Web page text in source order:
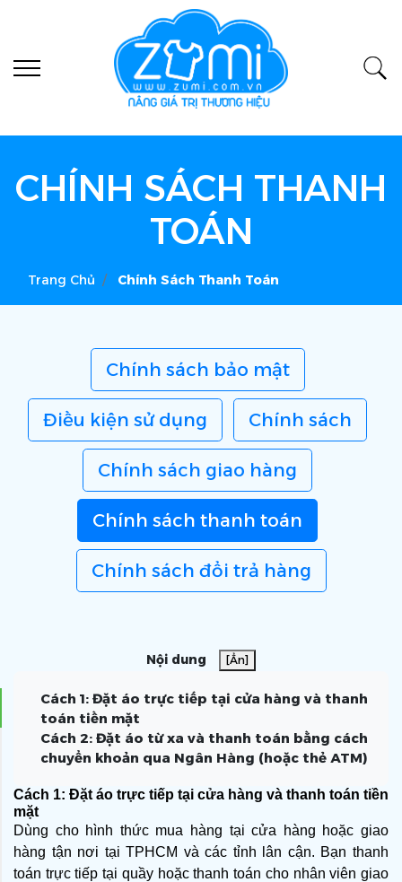
CHÍNH SÁCH THANH
TOÁN
Trang Chủ Chính Sách Thanh Toán
Chính sách bảo mật
Điều kiện sử dụng Chính sách
Chính sách giao hàng
Chính sách thanh toán
Chính sách đổi trả hàng
Nội dung [Ẩn]
Cách 1: Đặt áo trực tiếp tại cửa hàng và thanh
toán tiền mặt
Cách 2: Đặt áo từ xa và thanh toán bằng cách
chuyển khoản qua Ngân Hàng (hoặc thẻ ATM)
Cách 1: Đặt áo trực tiếp tại cửa hàng và thanh toán tiền
mặt
Dùng cho hình thức mua hàng tại cửa hàng hoặc giao
hàng tận nơi tại TPHCM và các tỉnh lân cận. Bạn thanh
toán trực tiếp tại quầy hoặc thanh toán cho nhân viên giao